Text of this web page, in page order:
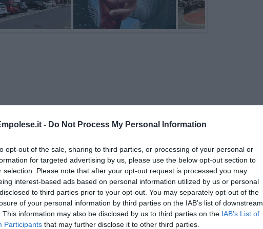
- Do Not Process My Personal Information
opt-out of the sale, sharing to third parties, or processing of your personal or
for targeted advertising by us, please use the below opt-out section to
selection. Please note that after your opt-out request is processed you may
interest-based ads based on personal information utilized by us or personal
to third parties prior to your opt-out. You may separately opt-out of the
of your personal information by third parties on the IAB’s list of downstream
This information may also be disclosed by us to third parties on the IAB’s List of
Participants that may further disclose it to other third parties.
Micheli
per tutti